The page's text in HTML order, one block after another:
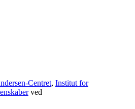
Centret, Institut for
ved